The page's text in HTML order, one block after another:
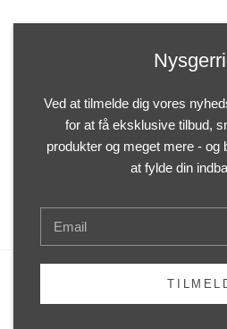
Ved at tilmelde dig vores
for at få eksklusive tilbud,
produkter og meget mere - og
at fylde din
© Botanicus